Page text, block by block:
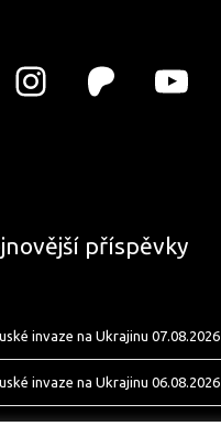
příspěvky
invaze na Ukrajinu 07.08.2026
invaze na Ukrajinu 06.08.2026